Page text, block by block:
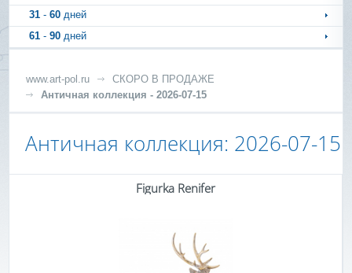
31 -60 дней
61 -90 дней
www.art-pol.ru
СКОРО В ПРОДАЖЕ
Античная коллекция - 2026-07-15
Античная коллекция: 2026-07-15
Figurka Renifer